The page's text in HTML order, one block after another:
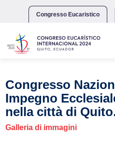
Congresso Eucaristico
Congresso
Impegno
nella città di
Galleria di immagini